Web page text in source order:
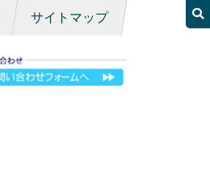
サイトマップ